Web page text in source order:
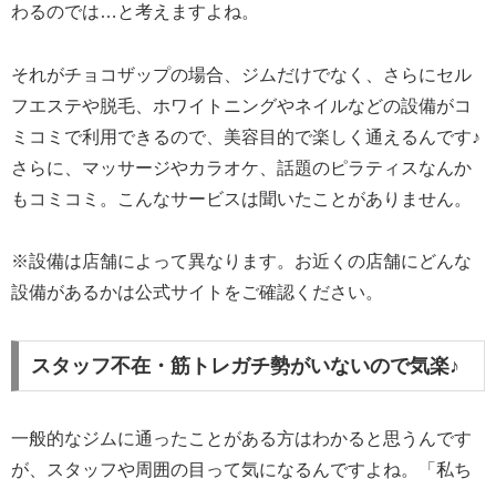
わるのでは…と考えますよね。
それがチョコザップの場合、ジムだけでなく、さらにセル
フエステや脱毛、ホワイトニングやネイルなどの設備がコ
ミコミで利用できるので、美容目的で楽しく通えるんです♪
さらに、マッサージやカラオケ、話題のピラティスなんか
もコミコミ。こんなサービスは聞いたことがありません。
※設備は店舗によって異なります。お近くの店舗にどんな
設備があるかは公式サイトをご確認ください。
スタッフ不在・筋トレガチ勢がいないので気楽♪
一般的なジムに通ったことがある方はわかると思うんです
が、スタッフや周囲の目って気になるんですよね。「私ち